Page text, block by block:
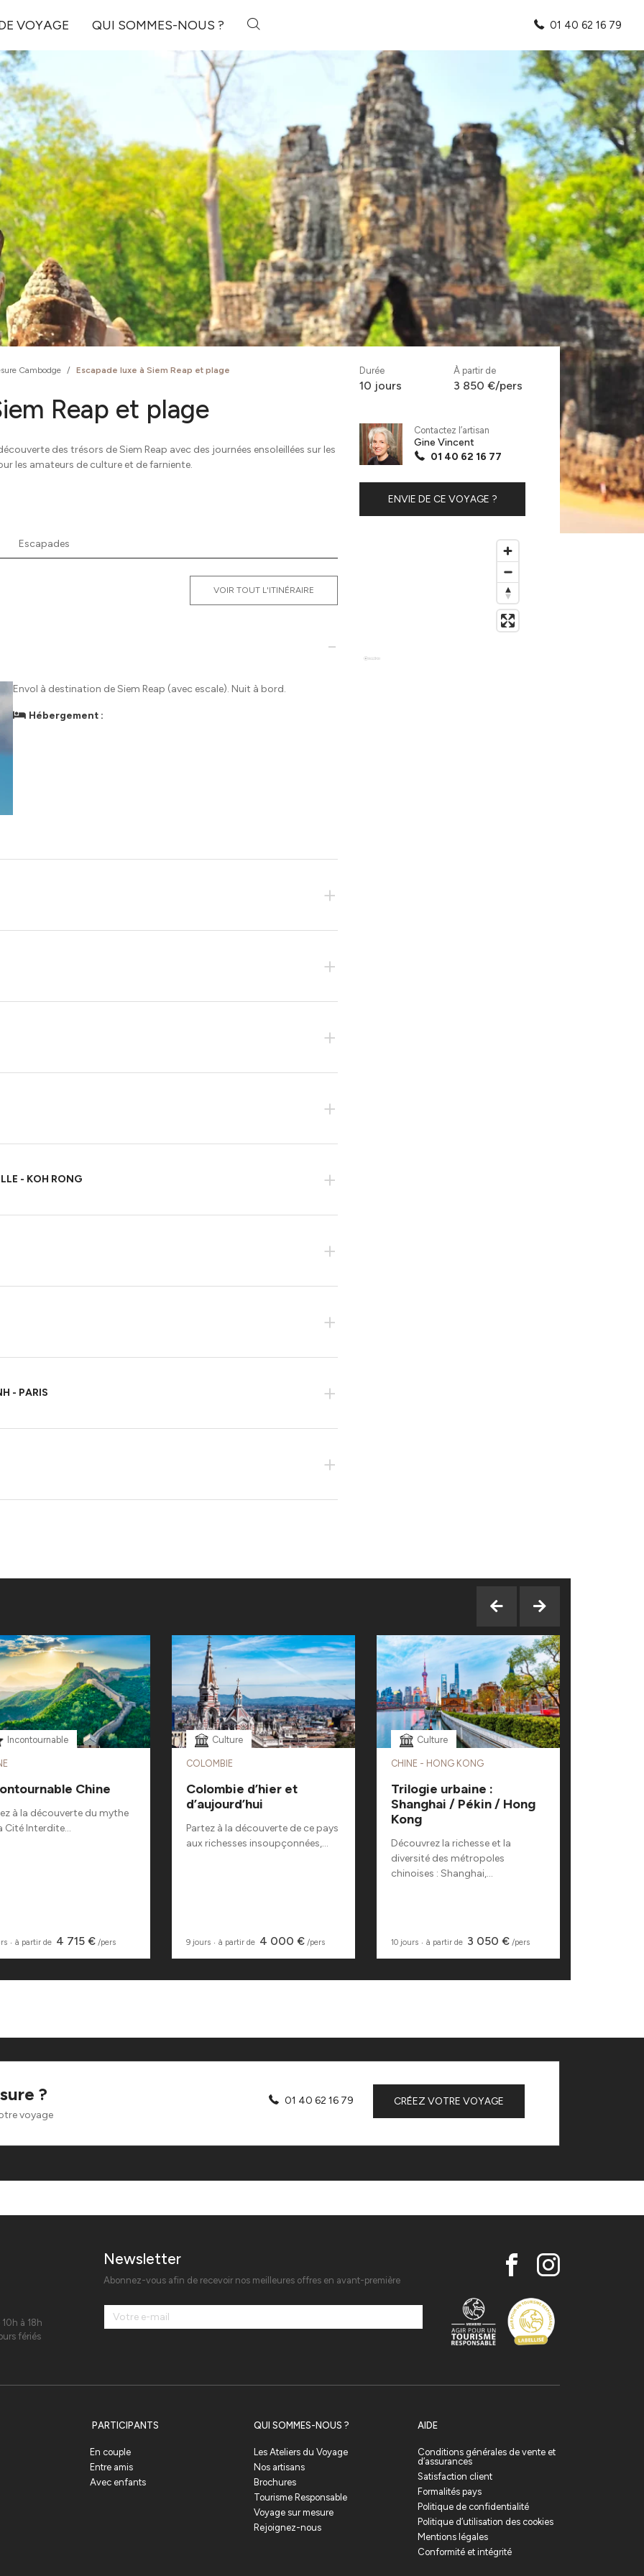
VOYAGE QUI SOMMES-NOUS ? 01 40 62 16 79
Cambodge / Escapade luxe à Siem Reap et plage
Reap et plage
des trésors de Siem Reap avec des journées ensoleillées sur les
les amateurs de culture et de farniente.
Escapades
VOIR TOUT L'ITINÉRAIRE
-
Envol à destination de Siem Reap (avec escale). Nuit à bord.
Hébergement :
+
+
+
+
- KOH RONG +
+
+
- PARIS +
+
Durée
10 jours
À partir de
3 850 €/pers
Contactez l’artisan
Gine Vincent
01 40 62 16 77
ENVIE DE CE VOYAGE ?
Incontournable
Chine
à la découverte du mythe
Cité Interdite...
‧ à partir de 4 715 € /pers
Culture
COLOMBIE
Colombie d’hier et
d’aujourd’hui
Partez à la découverte de ce pays
aux richesses insoupçonnées,...
9 jours ‧ à partir de 4 000 € /pers
Culture
CHINE - HONG KONG
Trilogie urbaine :
Shanghai / Pékin / Hong
Kong
Découvrez la richesse et la
diversité des métropoles
chinoises : Shanghai,...
10 jours ‧ à partir de 3 050 € /pers
?
voyage
01 40 62 16 79 CRÉEZ VOTRE VOYAGE
à 18h
fériés
Newsletter
Abonnez-vous afin de recevoir nos meilleures offres en avant-première
PARTICIPANTS
En couple
Entre amis
Avec enfants
QUI SOMMES-NOUS ?
Les Ateliers du Voyage
Nos artisans
Brochures
Tourisme Responsable
Voyage sur mesure
Rejoignez-nous
AIDE
Conditions générales de vente et
d’assurances
Satisfaction client
Formalités pays
Politique de confidentialité
Politique d’utilisation des cookies
Mentions légales
Conformité et intégrité